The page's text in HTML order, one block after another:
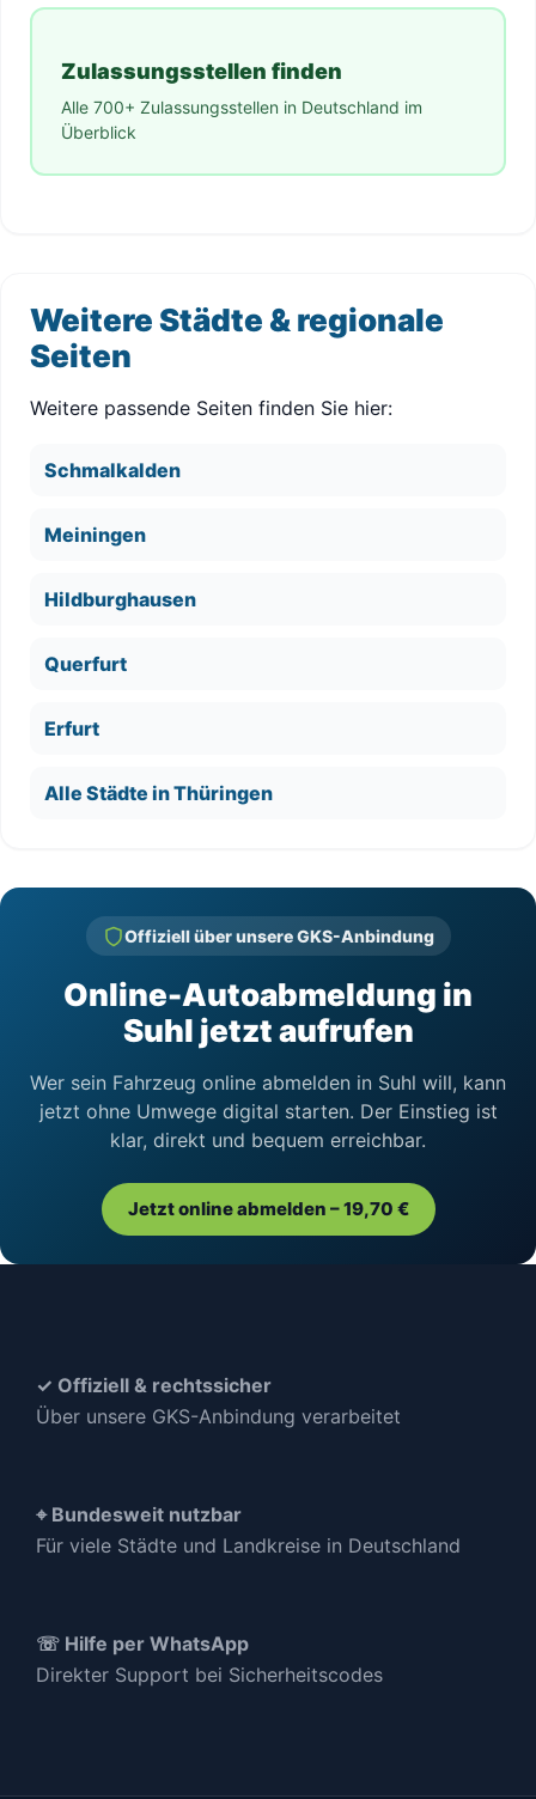
Zulassungsstellen finden
Alle 700+ Zulassungsstellen in Deutschland im
Überblick
Weitere Städte & regionale
Seiten
Weitere passende Seiten finden Sie hier:
Schmalkalden
Meiningen
Hildburghausen
Querfurt
Erfurt
Alle Städte in Thüringen
Offiziell über unsere GKS-Anbindung
Online-Autoabmeldung in
Suhl jetzt aufrufen
Wer sein Fahrzeug online abmelden in Suhl will, kann
jetzt ohne Umwege digital starten. Der Einstieg ist
klar, direkt und bequem erreichbar.
Jetzt online abmelden – 19,70 €
✓ Offiziell & rechtssicher
Über unsere GKS-Anbindung verarbeitet
⌖ Bundesweit nutzbar
Für viele Städte und Landkreise in Deutschland
☏ Hilfe per WhatsApp
Direkter Support bei Sicherheitscodes